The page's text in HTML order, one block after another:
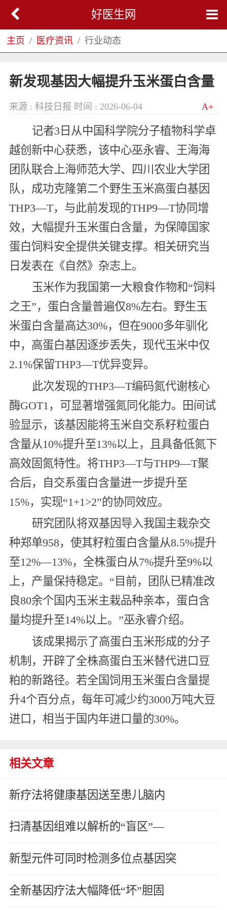
好医生网
主页 医疗资讯 行业动态
新发现基因大幅提升玉米蛋白含量
来源 : 科技日报 时间 : 2026-06-04 A+
记者3日从中国科学院分子植物科学卓
越创新中心获悉，该中心巫永睿、王海海
团队联合上海师范大学、四川农业大学团
队，成功克隆第二个野生玉米高蛋白基因
THP3—T，与此前发现的THP9—T协同增
效，大幅提升玉米蛋白含量，为保障国家
蛋白饲料安全提供关键支撑。相关研究当
日发表在《自然》杂志上。
玉米作为我国第一大粮食作物和“饲料
之王”，蛋白含量普遍仅8%左右。野生玉
米蛋白含量高达30%，但在9000多年驯化
中，高蛋白基因逐步丢失，现代玉米中仅
2.1%保留THP3—T优异变异。
此次发现的THP3—T编码氮代谢核心
酶GOT1，可显著增强氮同化能力。田间试
验显示，该基因能将玉米自交系籽粒蛋白
含量从10%提升至13%以上，且具备低氮下
高效固氮特性。将THP3—T与THP9—T聚
合后，自交系蛋白含量进一步提升至
15%，实现“1+1>2”的协同效应。
研究团队将双基因导入我国主栽杂交
种郑单958，使其籽粒蛋白含量从8.5%提升
至12%—13%，全株蛋白从7%提升至9%以
上，产量保持稳定。“目前，团队已精准改
良80余个国内玉米主栽品种亲本，蛋白含
量均提升至14%以上。”巫永睿介绍。
该成果揭示了高蛋白玉米形成的分子
机制，开辟了全株高蛋白玉米替代进口豆
粕的新路径。若全国饲用玉米蛋白含量提
升4个百分点，每年可减少约3000万吨大豆
进口，相当于国内年进口量的30%。
相关文章
新疗法将健康基因送至患儿脑内
扫清基因组难以解析的“盲区”—
新型元件可同时检测多位点基因突
全新基因疗法大幅降低“坏”胆固